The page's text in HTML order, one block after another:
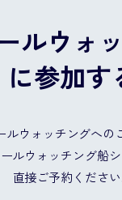
ルウォ
に参加す
ルウォッチングへの
ルウォッチング船
直接ご予約ください